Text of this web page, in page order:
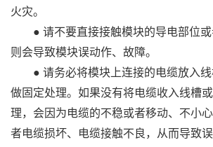
火灾。
● 请不要直接接触模块的导电部位或
则会导致模块误动作、故障。
● 请务必将模块上连接的电缆放入线
做固定处理。如果没有将电缆收入线槽
理，会因为电缆的不稳或者移动、不小
者电缆损坏、电缆接触不良，从而导致误